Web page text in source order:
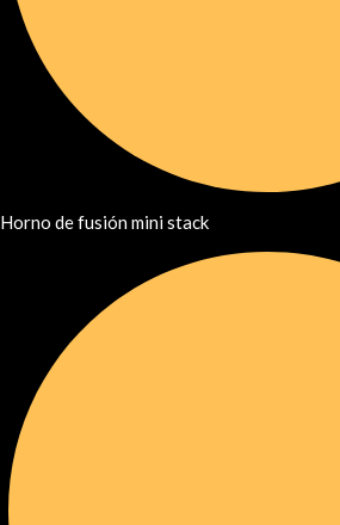
Horno de fusión mini stack